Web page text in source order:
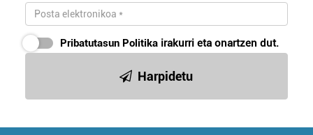
Pribatutasun Politika irakurri eta onartzen dut.
Harpidetu